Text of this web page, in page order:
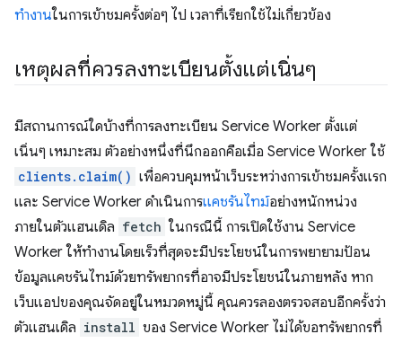
ทำงานในการเข้าชมครั้งต่อๆ ไป เวลาที่เรียกใช้ไม่เกี่ยวข้อง
เหตุผลที่ควรลงทะเบียนตั้งแต่เนิ่นๆ
มีสถานการณ์ใดบ้างที่การลงทะเบียน Service Worker ตั้งแต่
เนิ่นๆ เหมาะสม ตัวอย่างหนึ่งที่นึกออกคือเมื่อ Service Worker ใช้
clients.claim() เพื่อควบคุมหน้าเว็บระหว่างการเข้าชมครั้งแรก
และ Service Worker ดำเนินการแคชรันไทม์อย่างหนักหน่วง
ภายในตัวแฮนเดิล fetch ในกรณีนี้ การเปิดใช้งาน Service
Worker ให้ทำงานโดยเร็วที่สุดจะมีประโยชน์ในการพยายามป้อน
ข้อมูลแคชรันไทม์ด้วยทรัพยากรที่อาจมีประโยชน์ในภายหลัง หาก
เว็บแอปของคุณจัดอยู่ในหมวดหมู่นี้ คุณควรลองตรวจสอบอีกครั้งว่า
ตัวแฮนเดิล install ของ Service Worker ไม่ได้ขอทรัพยากรที่